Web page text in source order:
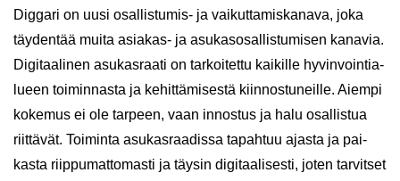
Dig­ga­ri on uusi osallistumis-​​ ja vai­kut­ta­mis­ka­na­va, joka
täy­den­tää muita asiakas-​ ja asu­kas­osal­lis­tu­mi­sen ka­na­via.
Di­gi­taa­li­nen asu­kas­raa­ti on tar­koi­tet­tu kai­kil­le hy­vin­voin­tia­
lu­een toi­min­nas­ta ja ke­hit­tä­mi­ses­tä kiin­nos­tu­neil­le. Ai­em­pi
ko­ke­mus ei ole tar­peen, vaan in­nos­tus ja halu osal­lis­tua
riit­tä­vät. Toi­min­ta asu­kas­raa­dis­sa ta­pah­tuu ajas­ta ja pai­
kas­ta riip­pu­mat­to­mas­ti ja täy­sin di­gi­taa­li­ses­ti, joten tar­vit­set